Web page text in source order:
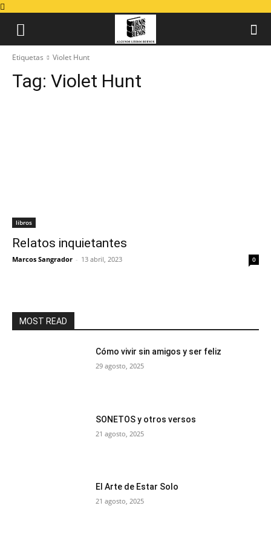
Etiquetas Violet Hunt
Tag: Violet Hunt
libros
Relatos inquietantes
Marcos Sangrador - 13 abril, 2023 0
MOST READ
Cómo vivir sin amigos y ser feliz
29 agosto, 2025
SONETOS y otros versos
21 agosto, 2025
El Arte de Estar Solo
21 agosto, 2025